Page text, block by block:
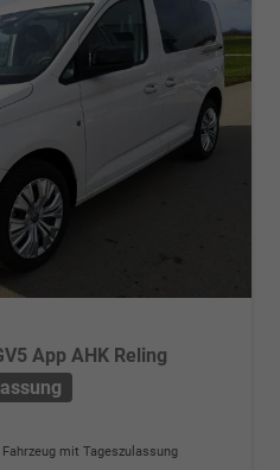
App AHK Reling
Fahrzeug mit Tageszulassung